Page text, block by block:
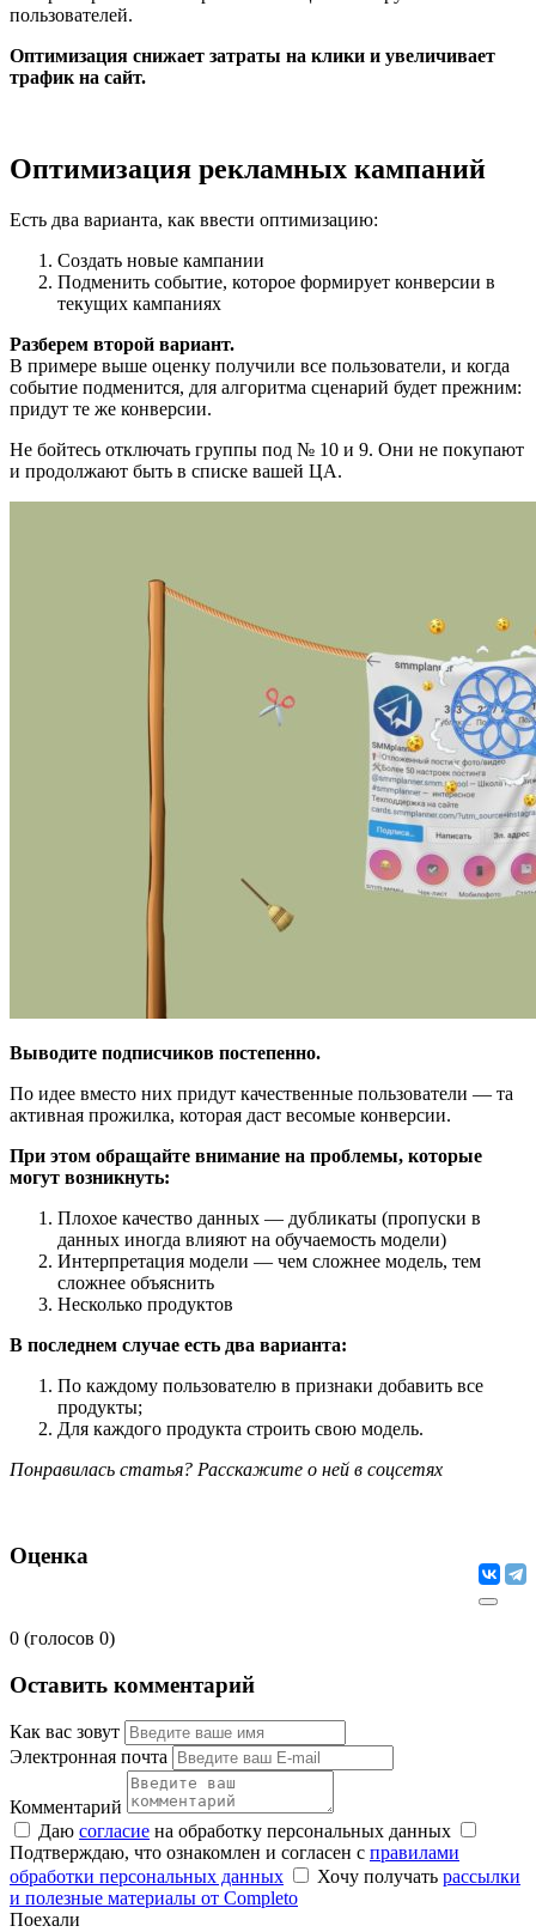
пользователей.
Оптимизация снижает затраты на клики и увеличивает
трафик на сайт.
Оптимизация рекламных кампаний
Есть два варианта, как ввести оптимизацию:
Создать новые кампании
Подменить событие, которое формирует конверсии в
текущих кампаниях
Разберем второй вариант.
В примере выше оценку получили все пользователи, и когда
событие подменится, для алгоритма сценарий будет прежним:
придут те же конверсии.
Не бойтесь отключать группы под № 10 и 9. Они не покупают
и продолжают быть в списке вашей ЦА.
Выводите подписчиков постепенно.
По идее вместо них придут качественные пользователи — та
активная прожилка, которая даст весомые конверсии.
При этом обращайте внимание на проблемы, которые
могут возникнуть:
Плохое качество данных — дубликаты (пропуски в
данных иногда влияют на обучаемость модели)
Интерпретация модели — чем сложнее модель, тем
сложнее объяснить
Несколько продуктов
В последнем случае есть два варианта:
По каждому пользователю в признаки добавить все
продукты;
Для каждого продукта строить свою модель.
Понравилась статья? Расскажите о ней в соцсетях
Оценка
0 (голосов 0)
Оставить комментарий
Как вас зовут
Электронная почта
Комментарий
Даю согласие на обработку персональных данных
Подтверждаю, что ознакомлен и согласен с правилами
обработки персональных данных
Хочу получать рассылки
и полезные материалы от Completo
Поехали